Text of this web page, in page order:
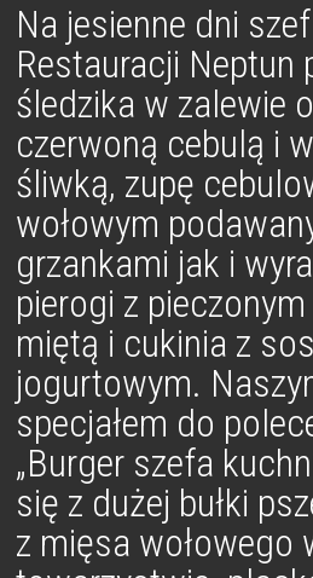
Na jesienne dni
Restauracji Neptun
śledzika w zalewie
czerwoną cebulą i
śliwką, zupę
wołowym
grzankami jak i
pierogi z
miętą i cukinia z
jogurtowym.
specjałem do
„Burger szefa
się z dużej bułki
z mięsa wołowego